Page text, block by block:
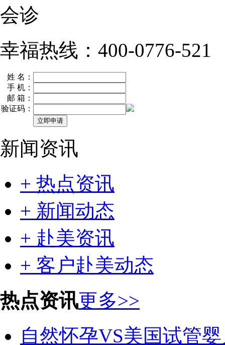
会诊
幸福热线：400-0776-521
姓 名：
手 机：
邮 箱：
验证码：
新闻资讯
+ 热点资讯
+ 新闻动态
+ 赴美资讯
+ 客户赴美动态
热点资讯更多>>
自然怀孕VS美国试管